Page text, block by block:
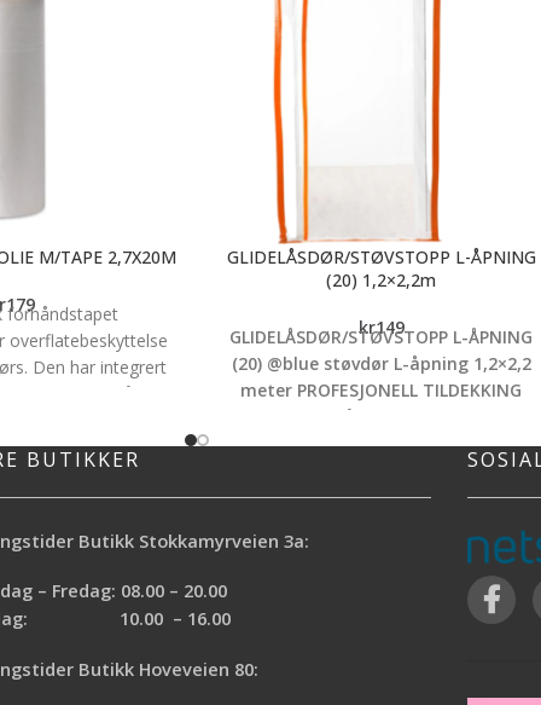
M/TAPE 2,7X20M
179
forhåndstapet
overflatebeskyttelse
Den har integrert
at den er lett å rulle
seg på plass, slik at
enklere å bruke.
er ideell for jevne
uten å skade
dager(avhengig av
er statisk og
seg godt inntil
skal beskytte, og
seg til filmen og blir
folien fjernes.
GLIDELÅSDØR/STØVSTOPP L-ÅPNING
(20) 1,2×2,2m
kr149
GLIDELÅSDØR/STØVSTOPP L-ÅPNING
(20) @blue støvdør L-åpning 1,2×2,2
meter PROFESJONELL TILDEKKING
Støvdør med L-åpning er laget av HDPE-
plast, designet for å dekke døråpninger
under renovering og byggearbeid. Den
en L-formet glidelås som gir en praktisk
enkelt å passere gjennom. Støvdøren
festes enkelt med tape og har
EGENSKAPER
Smart dekkeprodukt i byggeperioden
BUTIKKER
Butikk Stokkamyrveien 3a:
– Fredag: 08.00 – 20.00
10.00 – 16.00
Butikk Hoveveien 80: